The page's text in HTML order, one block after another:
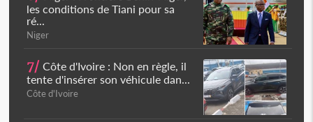
les conditions de Tiani pour sa
ré...
Niger
7/ Côte d'Ivoire : Non en règle, il
tente d'insérer son véhicule dan...
Côte d'Ivoire